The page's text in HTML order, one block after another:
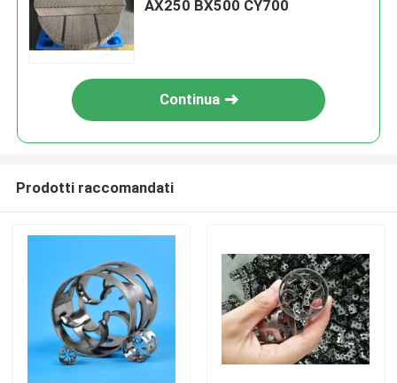
AX250 BX500 CY700
Continua
Prodotti raccomandati